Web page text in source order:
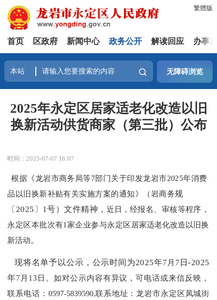
繁體版
首页 区政府 新闻中心 政务公开 解读回应 办事
无障碍浏览
2025年永定区居家适老化改造以旧
换新活动供货商家（第三批）公布
时间：2025-07-07 16:07
根据《龙岩市商务局等7部门关于印发龙岩市2025年消费
品以旧换新补贴有关实施方案的通知》（岩商务规
〔 2025〕1号）文件精神， 近日， 经报名、审核等程序，
永 定区本批次有1 家企业参与永定区 居家适老化改造 以旧换
新活动。
现将名单予以公示，公示时间为2025年7 月 7 日-2025
年7 月 13 日。如对公示内容有异议，可电话或来信反映，
联系电话： 0597-5839590,联系地址：龙岩市永定区凤城街